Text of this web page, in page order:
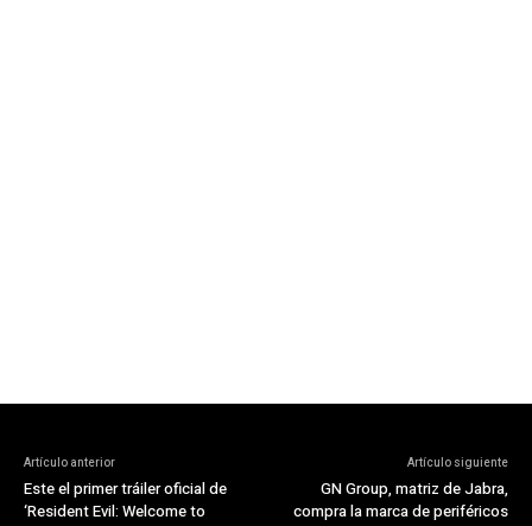
Artículo anterior
Este el primer tráiler oficial de
‘Resident Evil: Welcome to
Artículo siguiente
GN Group, matriz de Jabra,
compra la marca de periféricos